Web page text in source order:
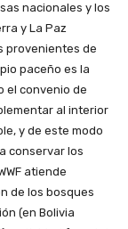
nacionales y los
y La Paz
provenientes de
paceño es la
el convenio de
al interior
y de este modo
conservar los
atiende
de los bosques
(en Bolivia